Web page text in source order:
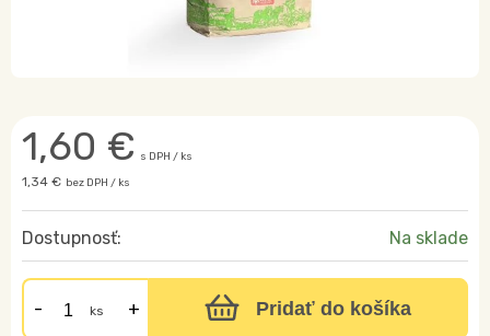
1,60 € s DPH / ks
1,34 € bez DPH / ks
Dostupnosť: Na sklade
ks Pridať do košíka